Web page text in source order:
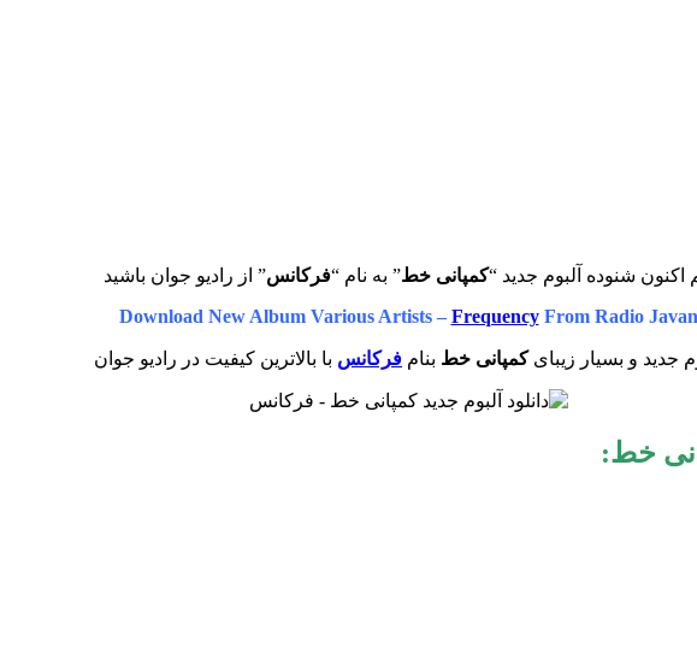
اکنون شنوده آلبوم جدید “کمپانی خط” به نام “فرکانس” از رادیو جوان باشید
Download New Album Various Artists – FrequencyFrom Radio Javan
جدید و بسیار زیبایکمپانی خط بنام فرکانس با بالاترین کیفیت در رادیو جوان
خط: